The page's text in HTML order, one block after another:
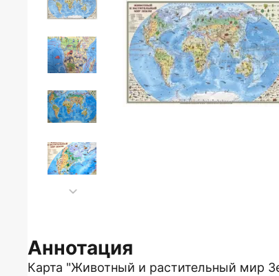
Аннотация
Карта "Животный и растительный мир